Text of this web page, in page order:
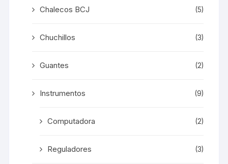
Chalecos BCJ (5)
Chuchillos (3)
Guantes (2)
Instrumentos (9)
Computadora (2)
Reguladores (3)